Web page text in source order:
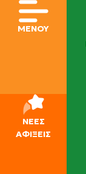
ΜΕΝΟΥ
ΝΕΕΣ
ΑΦΙΞΕΙΣ